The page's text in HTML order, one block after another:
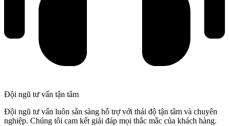
Đội ngũ tư vấn tận tâm
Đội ngũ tư vấn luôn sẵn sàng hỗ trợ với thái độ tận tâm và chuyên
nghiệp. Chúng tôi cam kết giải đáp mọi thắc mắc của khách hàng.